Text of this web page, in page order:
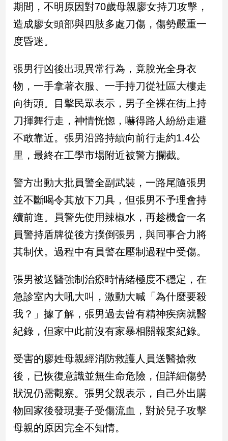
品
觀
點
民
國
會
點
觀
點
兩
岸/
國
際
會/
地
方
新
冠
病
專
區
南
台
灣
觀
期間，不明原因對70歲母親廖女持刀攻擊，
造成廖女頭部與四肢多處刀傷，傷勢嚴重一
度昏迷。
張男行凶後出現異常行為，竟脫光全身衣
物，一手拿著衣服、一手持刀從社區大樓走
向街頭。目擊民眾表示，男子全裸在街上持
刀揮舞行走，神情恍惚，嚇得路人紛紛走避
不敢靠近。張男沿路持續向前行走約1.4公
里，最終在工學市場附近被警方攔截。
警方出動大批員警全副武裝，一路尾隨張男
並不斷喝令其放下刀具，但張男不予理會持
續前進。員警先使用辣椒水，再趁機會一名
員警持盾牌從後方撲倒張男，與同事合力將
其制伏。過程中有員警在壓制過程中受傷。
張男被送醫強制治療時情緒極度不穩定，在
急診室內大吼大叫，激動大喊「為什麼要殺
我？」據了解，張男過去曾有精神疾病就醫
紀錄，但家中此前沒有家暴相關報案紀錄。
受害的廖姓母親經消防救護人員送醫搶救
後，已恢復意識並無生命危險，但詳細傷勢
狀況仍需觀察。張男父親表示，自己外出購
物回家後發現妻子受傷流血，對於兒子攻擊
母親的原因完全不知情。